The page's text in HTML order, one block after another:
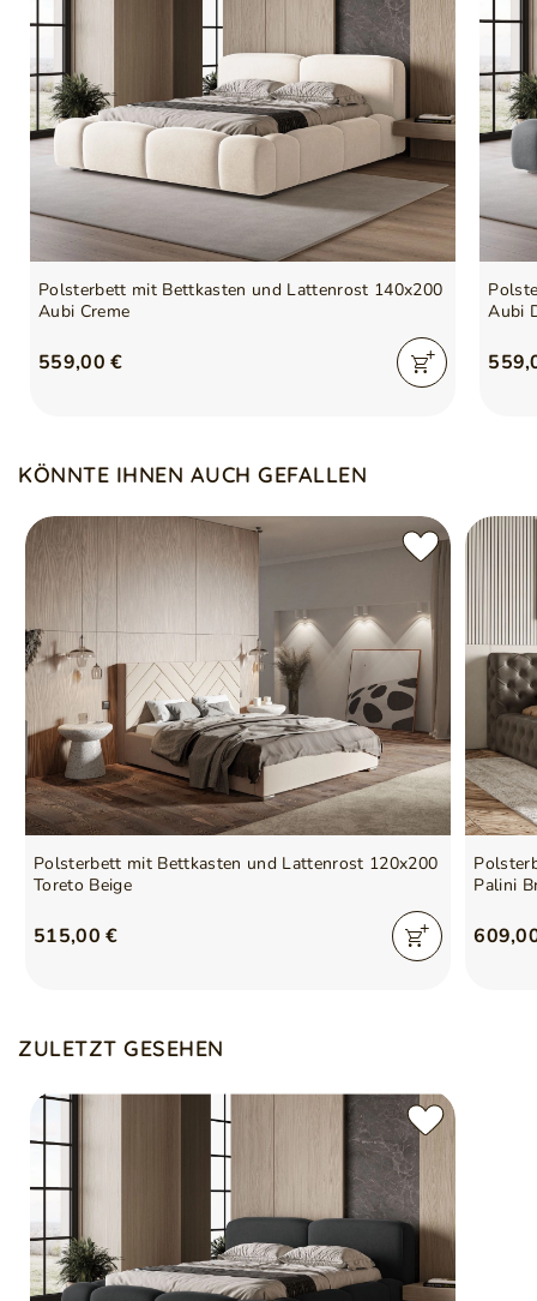
Maßabweichungen von +/- 3 cm möglich
Farbabweichungen möglich je nach Monitoreinstellung
Polsterbett mit Bettkasten und Lattenrost 140x200
Aubi Creme
559,00 €
Aubi
KÖNNTE IHNEN AUCH GEFALLEN
Polsterbett mit Bettkasten und Lattenrost 120x200
Toreto Beige
515,00 €
Palini
ZULETZT GESEHEN